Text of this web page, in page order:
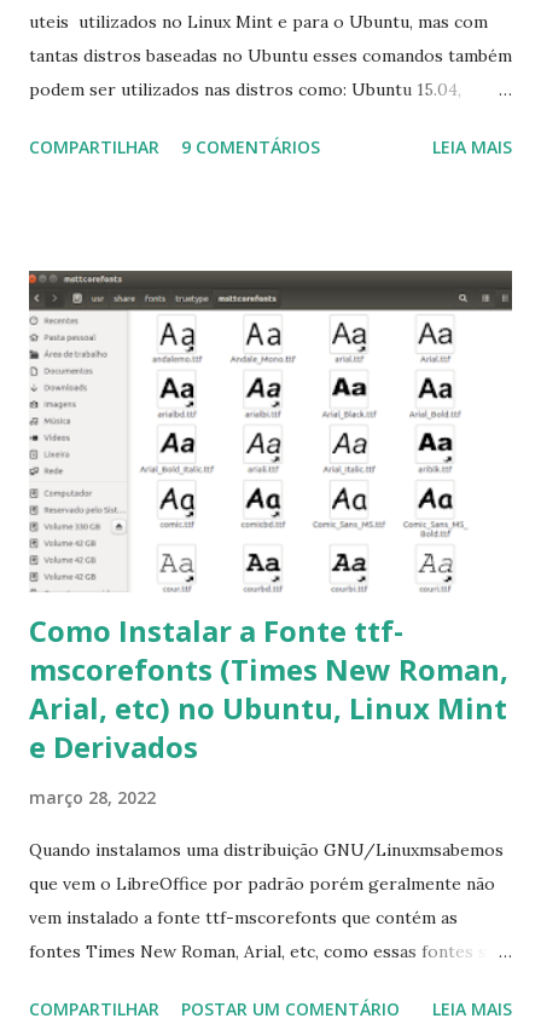
uteis utilizados no Linux Mint e para o Ubuntu, mas com
tantas distros baseadas no Ubuntu esses comandos também
podem ser utilizados nas distros como: Ubuntu 15.04,
Linux Mint 17, Pinguy OS 14.04, Elementary OS 0.3, Deepin
para usuários iniciantes... 1- Atualizar a lista de pacotes: $
sudo apt-get update 2- Atualizar toda a distro: $ sudo apt-
get -f dist-upgrade ou update-manager -d -c 3- Instalar
pacotes: $ sudo apt-get install [nome do pacote] 4-
Procurar arquivos corrompidos: $ sudo apt-get check 5-
Corrigir problemas de dependências, concluir instalação de
pacotes pendentes e outros erros: $ sudo apt-get -f install
6- Se o comando sudo apt-get -f install nã...
COMPARTILHAR 9 COMENTÁRIOS LEIA MAIS
Como Instalar a Fonte ttf-
mscorefonts (Times New Roman,
Arial, etc) no Ubuntu, Linux Mint
e Derivados
março 28, 2022
Quando instalamos uma distribuição GNU/Linuxmsabemos
que vem o LibreOffice por padrão porém geralmente não
vem instalado a fonte ttf-mscorefonts que contém as
fontes Times New Roman, Arial, etc, como essas fontes são
a Associação Brasileira de Normas Técnicas (ABNT), exige
COMPARTILHAR POSTAR UM COMENTÁRIO LEIA MAIS